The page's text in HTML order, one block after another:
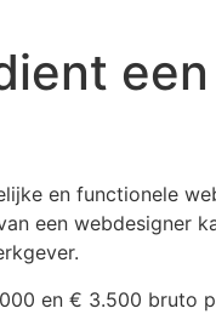
een
en functionele
een webdesigner
en € 3.500 bruto